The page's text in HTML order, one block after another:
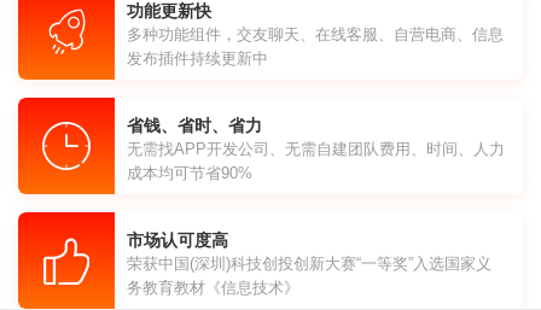
功能更新快
多种功能组件，交友聊天、在线客服、自营电商、信息
发布插件持续更新中
省钱、省时、省力
无需找APP开发公司、无需自建团队费用、时间、人力
成本均可节省90%
市场认可度高
荣获中国(深圳)科技创投创新大赛“一等奖”入选国家义
务教育教材《信息技术》